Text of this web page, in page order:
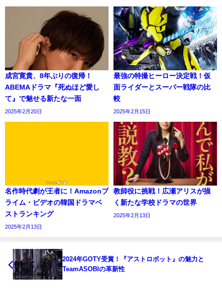
成宮寛貴、8年ぶりの復帰！
ABEMAドラマ『死ぬほど愛し
て』で魅せる新たな一面
2025年2月20日
最強の特撮ヒーロー決定戦！仮
面ライダーとスーパー戦隊の比
較
2025年2月15日
名作時代劇が王者に！Amazonプ
ライム・ビデオの韓国ドラマベ
ストランキング
2025年2月13日
教師役に挑戦！広瀬アリスが描
く新たな学校ドラマの世界
2025年2月13日
2024年GOTY受賞！『アストロボット』の魅力と
TeamASOBIの革新性